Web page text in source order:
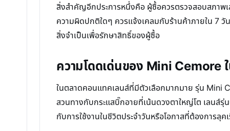
สิ่งสำคัญอีกประการหนึ่งคือ ผู้ซื้อควรตรวจสอบสภาพ
ความผิดปกติใดๆ ควรแจ้งเคลมกับร้านค้าภายใน 7
สิ่งจำเป็นเพื่อรักษาสิทธิ์ของผู้ซื้อ
ความโดดเด่นของ Mini Cemore
ในตลาดคอนแทคเลนส์ที่มีตัวเลือกมากมาย รุ่น Mini
สวนทางกับกระแสบิ๊กอายที่เน้นดวงตาใหญ่โต เลนส์รุ่
กับการใช้งานในชีวิตประจำวันหรือโอกาสที่ต้องการลุค